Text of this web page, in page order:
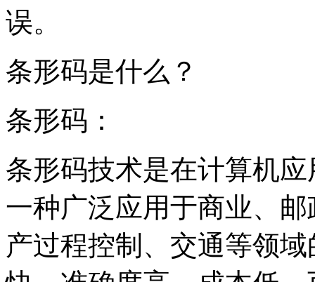
误。
条形码是什么？
条形码：
条形码技术是在计算机
一种广泛应用于商业、
产过程控制、交通等领